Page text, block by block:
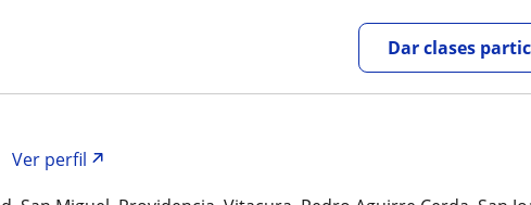
Dar clases
Ver perfil